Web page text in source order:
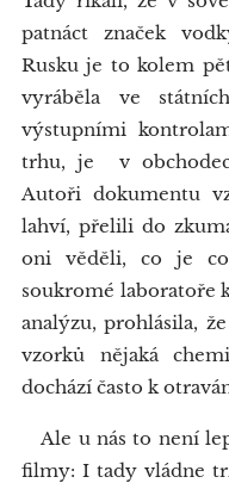
patnáct značek
Rusku je to kolem
vyráběla ve
výstupními
trhu, je v
Autoři dokumentu
lahví, přelili do
oni věděli, co je
soukromé laboratoře
analýzu, prohlásila,
vzorků nějaká
dochází často k
Ale u nás to není
filmy: I tady vládne